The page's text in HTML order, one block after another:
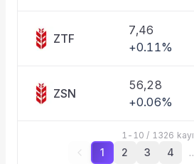
ZTF
7,46
+0.11%
ZSN
56,28
+0.06%
1 - 10 / 1326
1 2 3 4